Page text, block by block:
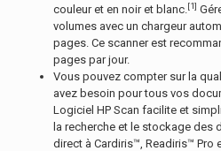
couleur et en noir et blanc.[1]
volumes avec un chargeur
pages. Ce scanner est
pages par jour.
Vous pouvez compter sur la
avez besoin pour tous vos
Logiciel HP Scan facilite et
la recherche et le stockage des
direct à Cardiris™, Readiris™